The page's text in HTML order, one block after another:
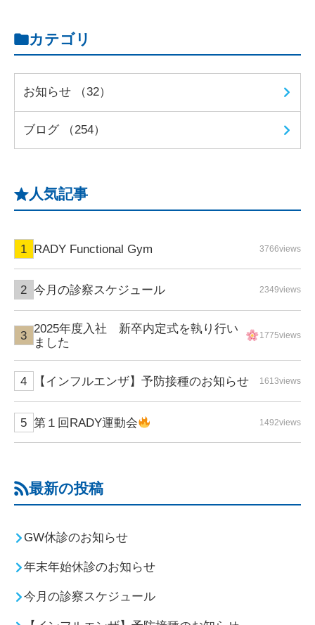
カテゴリ
お知らせ （32）
ブログ （254）
人気記事
RADY Functional Gym 3766views
今月の診察スケジュール 2349views
2025年度入社 新卒内定式を執り行い
ました
1775views
【インフルエンザ】予防接種のお知らせ 1613views
第１回RADY運動会 1492views
最新の投稿
GW休診のお知らせ
年末年始休診のお知らせ
今月の診察スケジュール